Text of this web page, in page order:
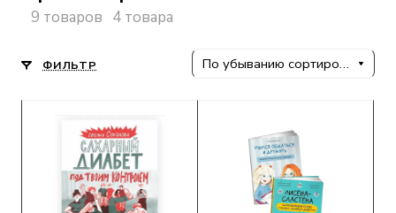
9 товаров 4 товара
ФИЛЬТР По убыванию сортировки